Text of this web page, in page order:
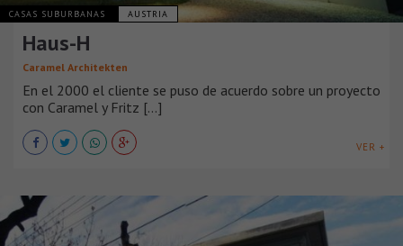
CASAS SUBURBANAS AUSTRIA
Haus-H
Caramel Architekten
En el 2000 el cliente se puso de acuerdo sobre un proyecto
con Caramel y Fritz [...]
VER +